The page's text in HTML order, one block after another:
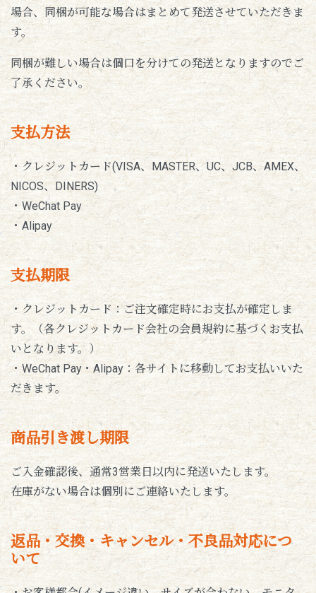
場合、同梱が可能な場合はまとめて発送させていただきま
す。
同梱が難しい場合は個口を分けての発送となりますのでご
了承ください。
支払方法
・クレジットカード(VISA、MASTER、UC、JCB、AMEX、
NICOS、DINERS)
・WeChat Pay
・Alipay
支払期限
・クレジットカード：ご注文確定時にお支払が確定しま
す。（各クレジットカード会社の会員規約に基づくお支払
いとなります。）
・WeChat Pay・Alipay：各サイトに移動してお支払いいた
だきます。
商品引き渡し期限
ご入金確認後、通常3営業日以内に発送いたします。
在庫がない場合は個別にご連絡いたします。
返品・交換・キャンセル・不良品対応につ
いて